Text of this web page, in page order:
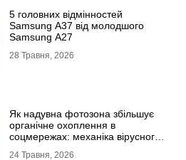
5 головних відмінностей
Samsung A37 від молодшого
Samsung A27
28 Травня, 2026
Як надувна фотозона збільшує
органічне охоплення в
соцмережах: механіка вірусного
24 Травня, 2026